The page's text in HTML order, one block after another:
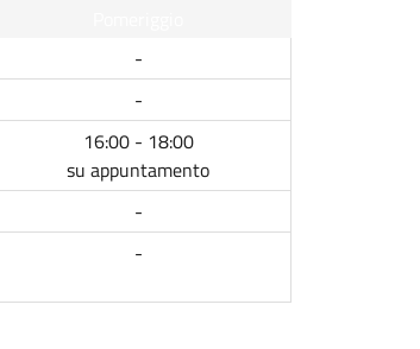
-
-
16:00 - 18:00
su appuntamento
-
-